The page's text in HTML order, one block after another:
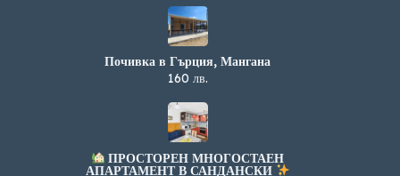
Почивка в Гърция, Мангана
160 лв.
ПРОСТОРЕН МНОГОСТАЕН
АПАРТАМЕНТ В САНДАНСКИ